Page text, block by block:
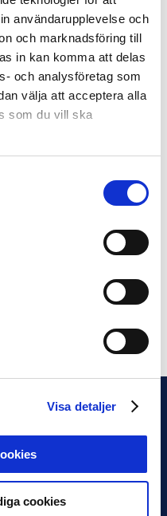
användarupplevelse och
och marknadsföring till
in kan komma att delas
och analysföretag som
välja att acceptera alla
som du vill ska
Visa detaljer
cookies
och osunt
spelmarknad, det är
tar ansvar
Philip Lagström,
av partnerskapet
Det är en nyckelroll
enskild herrelitklubb
liga i dessa frågor.
Dela på Twitter